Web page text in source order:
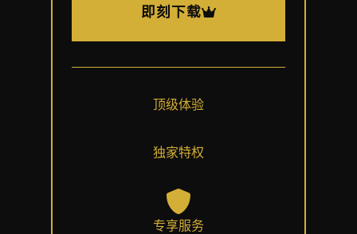
即刻下载
顶级体验
独家特权
专享服务